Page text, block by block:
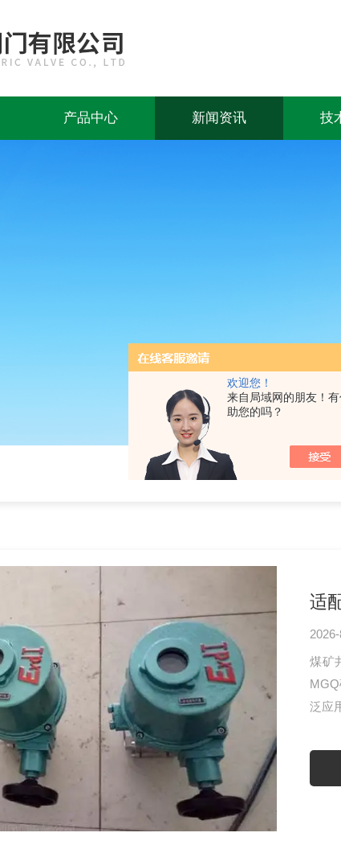
欢迎您！
来自局域网的朋友！
助您的吗？
产品中心 新闻资讯 技
适
煤矿
泛应
路改
尘等